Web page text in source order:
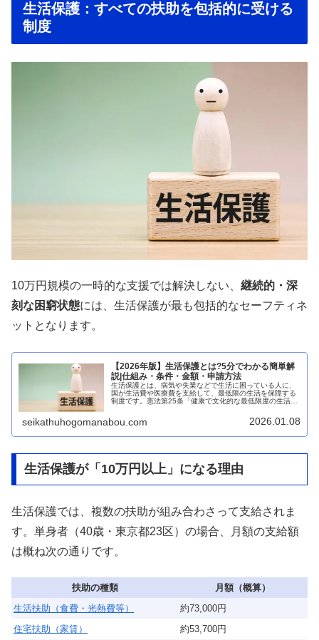
生活保護：すべての扶助を包括的に受ける
制度
10万円規模の一時的な支援では解決しない、 継続的・深
刻な困窮状態には、生活保護が最も包括的なセーフティネ
ットとなります。
【2026年版】生活保護とは?5分でわかる簡単解
説|仕組み・条件・金額・申請方法
生活保護とは、病気や失業などで生活に困っている人に、
国が生活費や医療費を支給して、最低限の生活を保障する
制度です。憲法第25条「健康で文化的な最低限度の生活を
seikathuhogomanabou.com 2026.01.08
生活保護が「10万円以上」になる理由
生活保護では、複数の扶助が組み合わさって支給されま
す。単身者（40歳・東京都23区）の場合、月額の支給額
は概ね次の通りです。
扶助の種類
月額（概算）
生活扶助（食費・光熱費等）
約73,000円
住宅扶助（家賃）
約53,700円